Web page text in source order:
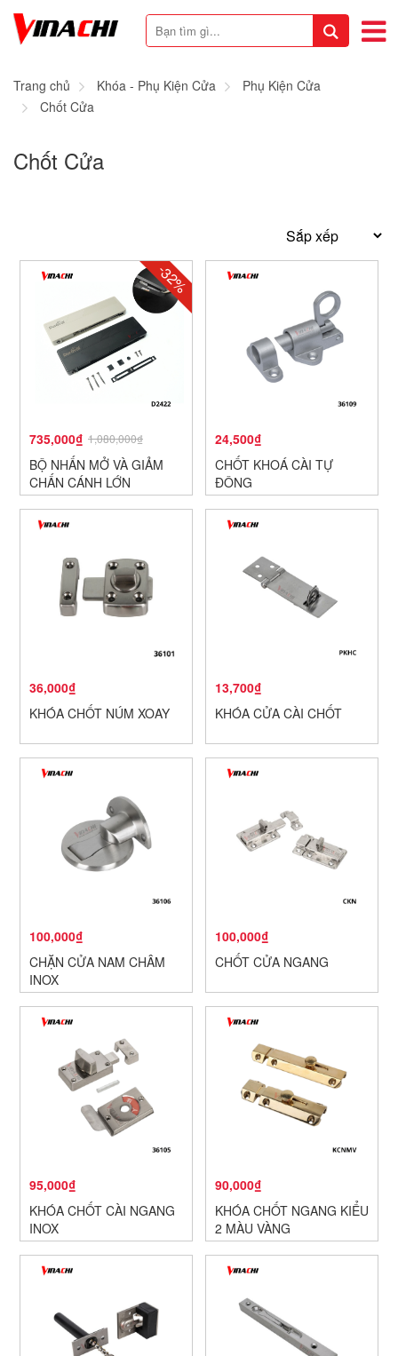
Trang chủ Khóa - Phụ Kiện Cửa
Phụ Kiện Cửa
Chốt Cửa
Chốt Cửa
-32%
735,000₫ 1,080,000₫
BỘ NHẤN MỞ VÀ GIẢM
CHẤN CÁNH LỚN
DURAVAL D2
24,500₫
CHỐT KHOÁ CÀI TỰ
ĐỘNG
36,000₫
KHÓA CHỐT NÚM XOAY
13,700₫
KHÓA CỬA CÀI CHỐT
100,000₫
CHẶN CỬA NAM CHÂM
INOX
100,000₫
CHỐT CỬA NGANG
95,000₫
KHÓA CHỐT CÀI NGANG
INOX
90,000₫
KHÓA CHỐT NGANG KIỂU
2 MÀU VÀNG